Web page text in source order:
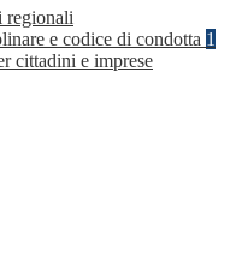
regionali
e codice di condotta 1
cittadini e imprese